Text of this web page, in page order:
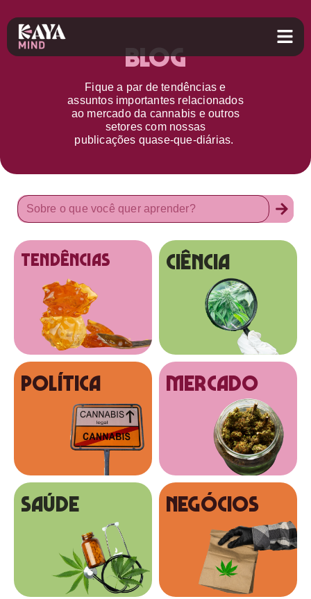
Blog
Fique a par detendências e
assuntos importantes relacionados
ao mercado da cannabis e outros
setorescom nossas
publicações quase-que-diárias.
tendências Ciência
Política MERCADO
SAÚDE NEGÓCIOS